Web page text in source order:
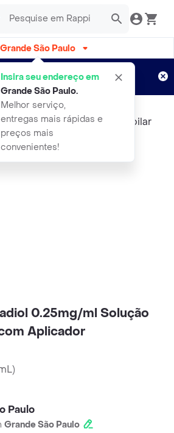
Grande São Paulo
Insira seu endereço em
Grande São Paulo.
Melhor serviço,
entregas mais rápidas e
preços mais
convenientes!
grátis por 15 dias!
Aplicam T&C
0.25mg/ml Solução
Aplicador
)
Paulo
Grande São Paulo